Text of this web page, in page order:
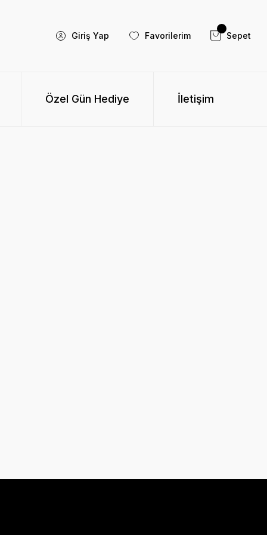
Giriş Yap Favorilerim Sepet
Özel Gün Hediye İletişim